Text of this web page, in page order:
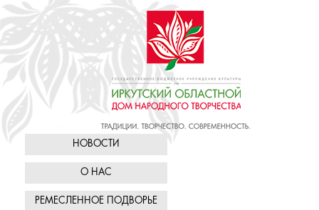
НОВОСТИ
О НАС
РЕМЕСЛЕННОЕ ПОДВОРЬЕ